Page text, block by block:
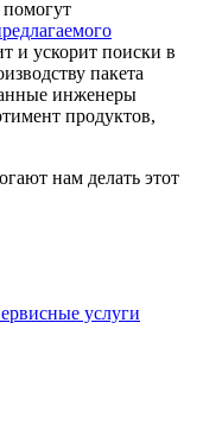
и ускорит поиски в
пакета
инженеры
продуктов,
нам делать этот
услуги